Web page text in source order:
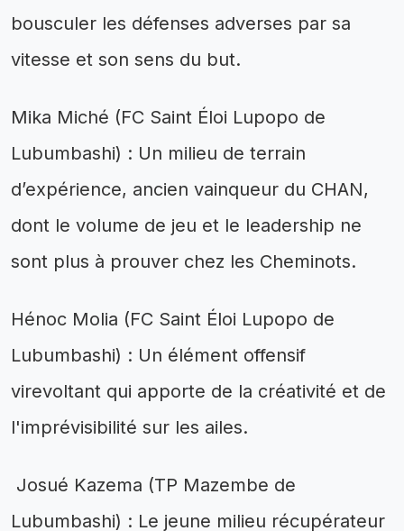
bousculer les défenses adverses par sa
vitesse et son sens du but.
Mika Miché (FC Saint Éloi Lupopo de
Lubumbashi) : Un milieu de terrain
d’expérience, ancien vainqueur du CHAN,
dont le volume de jeu et le leadership ne
sont plus à prouver chez les Cheminots.
Hénoc Molia (FC Saint Éloi Lupopo de
Lubumbashi) : Un élément offensif
virevoltant qui apporte de la créativité et de
l'imprévisibilité sur les ailes.
Josué Kazema (TP Mazembe de
Lubumbashi) : Le jeune milieu récupérateur